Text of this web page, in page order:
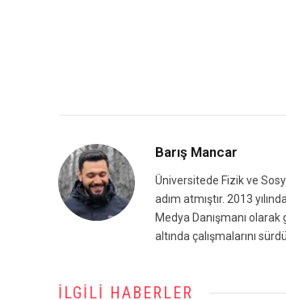
Barış Mancar
Üniversitede Fizik ve
adım atmıştır. 2013
Medya Danışmanı
altında çalışmalarını
İLGILI HABERLER